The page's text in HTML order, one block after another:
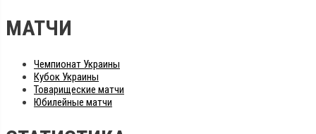
МАТЧИ
Чемпионат Украины
Кубок Украины
Товарищеские матчи
Юбилейные матчи